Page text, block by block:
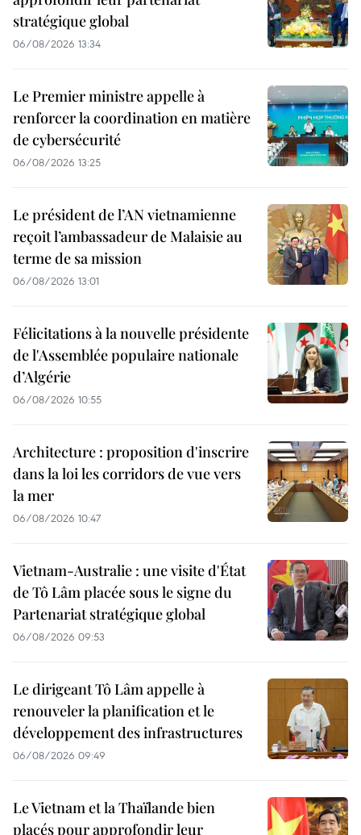
stratégique global
06/08/2026 13:34
Le Premier ministre appelle à
renforcer la coordination en matière
de cybersécurité
06/08/2026 13:25
Le président de l’AN vietnamienne
reçoit l’ambassadeur de Malaisie au
terme de sa mission
06/08/2026 13:01
Félicitations à la nouvelle présidente
de l'Assemblée populaire nationale
d’Algérie
06/08/2026 10:55
Architecture : proposition d'inscrire
dans la loi les corridors de vue vers
la mer
06/08/2026 10:47
Vietnam-Australie : une visite d'État
de Tô Lâm placée sous le signe du
Partenariat stratégique global
06/08/2026 09:53
Le dirigeant Tô Lâm appelle à
renouveler la planification et le
développement des infrastructures
06/08/2026 09:49
Le Vietnam et la Thaïlande bien
placés pour approfondir leur